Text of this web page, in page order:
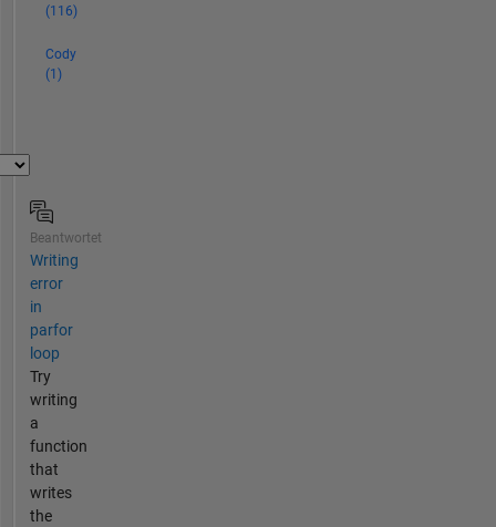
(116)
Cody
(1)
Beantwortet
Writing
error
in
parfor
loop
Try
writing
a
function
that
writes
the